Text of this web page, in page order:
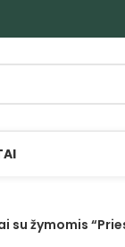
su žymomis